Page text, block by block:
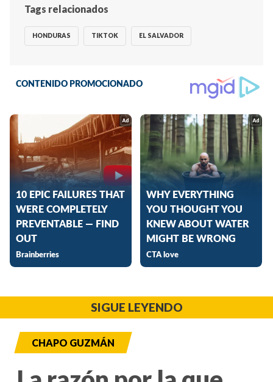
Tags relacionados
HONDURAS TIKTOK EL SALVADOR
SIGUE LEYENDO
CHAPO GUZMÁN